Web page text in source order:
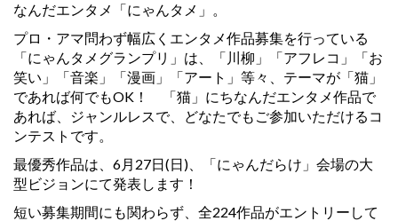
なんだエンタメ「にゃんタメ」。
プロ・アマ問わず幅広くエンタメ作品募集を行っている
「にゃんタメグランプリ」は、「川柳」「アフレコ」「お
笑い」「音楽」「漫画」「アート」等々、テーマが「猫」
であれば何でもOK！ 「猫」にちなんだエンタメ作品で
あれば、ジャンルレスで、どなたでもご参加いただけるコ
ンテストです。
最優秀作品は、6月27日(日)、「にゃんだらけ」会場の大
型ビジョンにて発表します！
短い募集期間にも関わらず、全224作品がエントリーして